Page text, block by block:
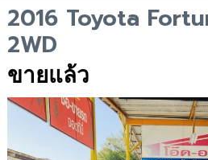
2016 Toyota
2WD
ขายแล้ว